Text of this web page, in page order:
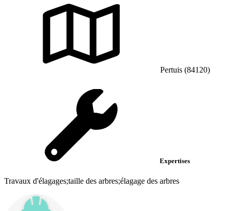
Pertuis (84120)
Expertises
Travaux d'élagages;taille des arbres;élagage des arbres